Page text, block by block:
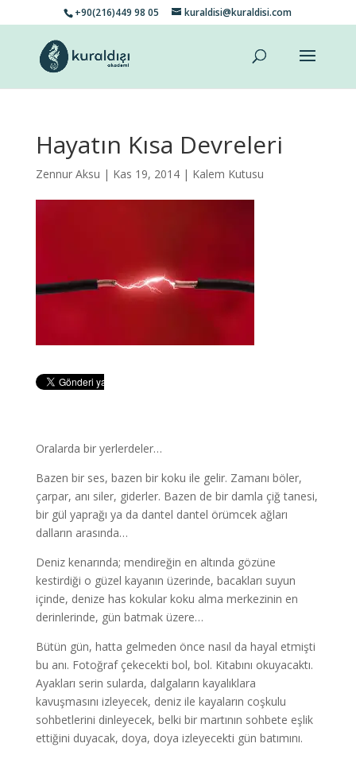
+90(216)449 98 05 kuraldisi@kuraldisi.com
Hayatın Kısa Devreleri
Zennur Aksu | Kas 19, 2014 | Kalem Kutusu
Oralarda bir yerlerdeler…
Bazen bir ses, bazen bir koku ile gelir. Zamanı böler,
çarpar, anı siler, giderler. Bazen de bir damla çiğ tanesi,
bir gül yaprağı ya da dantel dantel örümcek ağları
dalların arasında…
Deniz kenarında; mendireğin en altında gözüne
kestirdiği o güzel kayanın üzerinde, bacakları suyun
içinde, denize has kokular koku alma merkezinin en
derinlerinde, gün batmak üzere…
Bütün gün, hatta gelmeden önce nasıl da hayal etmişti
bu anı. Fotoğraf çekecekti bol, bol. Kitabını okuyacaktı.
Ayakları serin sularda, dalgaların kayalıklara
kavuşmasını izleyecek, deniz ile kayaların coşkulu
sohbetlerini dinleyecek, belki bir martının sohbete eşlik
ettiğini duyacak, doya, doya izleyecekti gün batımını.